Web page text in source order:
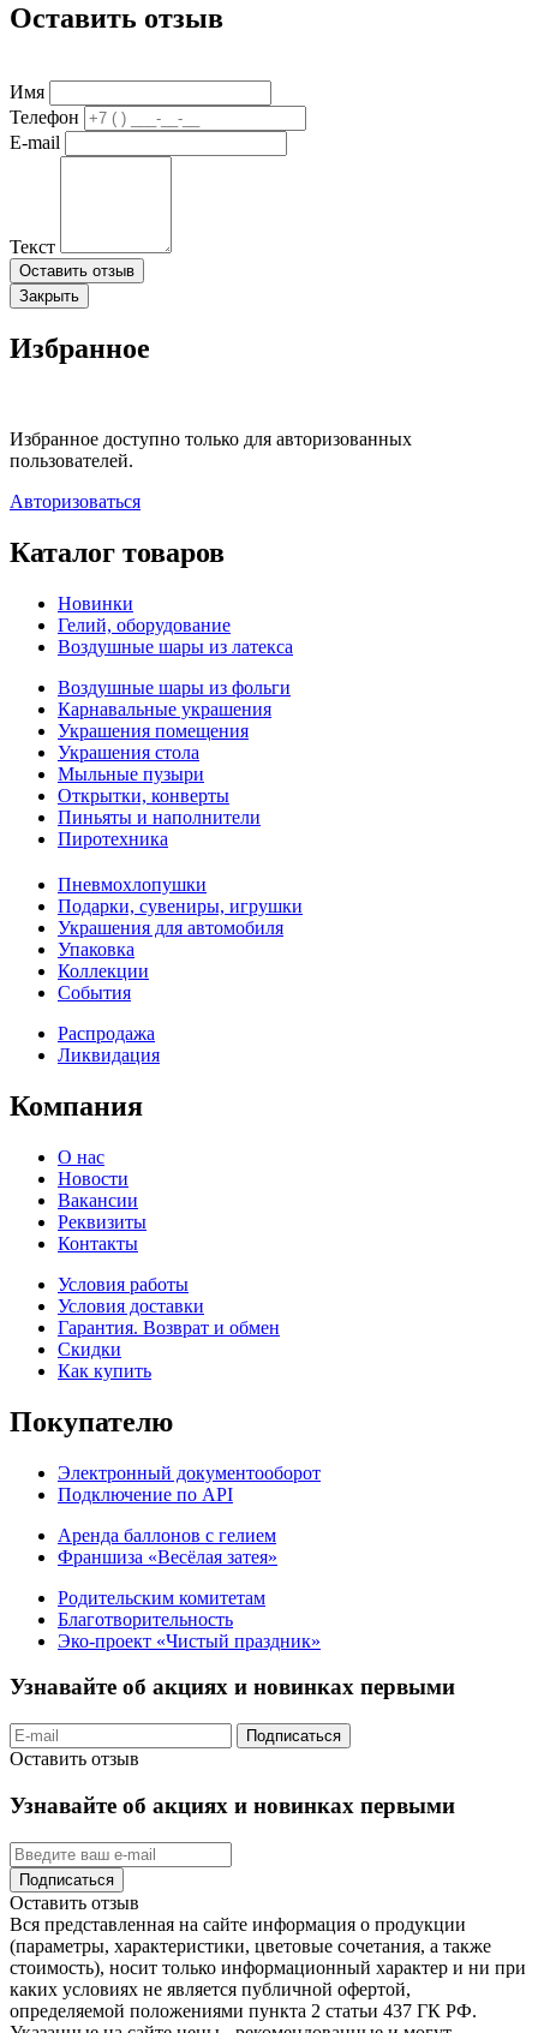
Оставить отзыв
Имя
Телефон
E-mail
Текст
Оставить отзыв
Закрыть
Избранное
Избранное доступно только для авторизованных
пользователей.
Авторизоваться
Каталог товаров
Новинки
Гелий, оборудование
Воздушные шары из латекса
Воздушные шары из фольги
Карнавальные украшения
Украшения помещения
Украшения стола
Мыльные пузыри
Открытки, конверты
Пиньяты и наполнители
Пиротехника
Пневмохлопушки
Подарки, сувениры, игрушки
Украшения для автомобиля
Упаковка
Коллекции
События
Распродажа
Ликвидация
Компания
О нас
Новости
Вакансии
Реквизиты
Контакты
Условия работы
Условия доставки
Гарантия. Возврат и обмен
Скидки
Как купить
Покупателю
Электронный документооборот
Подключение по API
Аренда баллонов с гелием
Франшиза «Весёлая затея»
Родительским комитетам
Благотворительность
Эко-проект «Чистый праздник»
Узнавайте об акциях и новинках первыми
Подписаться
Оставить отзыв
Узнавайте об акциях и новинках первыми
Подписаться
Оставить отзыв
Вся представленная на сайте информация о продукции
(параметры, характеристики, цветовые сочетания, а также
стоимость), носит только информационный характер и ни при
каких условиях не является публичной офертой,
определяемой положениями пункта 2 статьи 437 ГК РФ.